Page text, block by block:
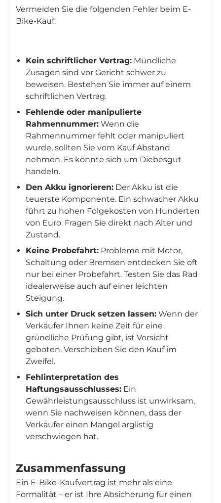
Vermeiden Sie die folgenden Fehler beim E-
Bike-Kauf:
Kein schriftlicher Vertrag: Mündliche
Zusagen sind vor Gericht schwer zu
beweisen. Bestehen Sie immer auf einem
schriftlichen Vertrag.
Fehlende oder manipulierte
Rahmennummer: Wenn die
Rahmennummer fehlt oder manipuliert
wurde, sollten Sie vom Kauf Abstand
nehmen. Es könnte sich um Diebesgut
handeln.
Den Akku ignorieren: Der Akku ist die
teuerste Komponente. Ein schwacher Akku
führt zu hohen Folgekosten von Hunderten
von Euro. Fragen Sie direkt nach Alter und
Zustand.
Keine Probefahrt: Probleme mit Motor,
Schaltung oder Bremsen entdecken Sie oft
nur bei einer Probefahrt. Testen Sie das Rad
idealerweise auch auf einer leichten
Steigung.
Sich unter Druck setzen lassen: Wenn der
Verkäufer Ihnen keine Zeit für eine
gründliche Prüfung gibt, ist Vorsicht
geboten. Verschieben Sie den Kauf im
Zweifel.
Fehlinterpretation des
Haftungsausschlusses: Ein
Gewährleistungsausschluss ist unwirksam,
wenn Sie nachweisen können, dass der
Verkäufer einen Mangel arglistig
verschwiegen hat.
Zusammenfassung
Ein E-Bike-Kaufvertrag ist mehr als eine
Formalität – er ist Ihre Absicherung für einen